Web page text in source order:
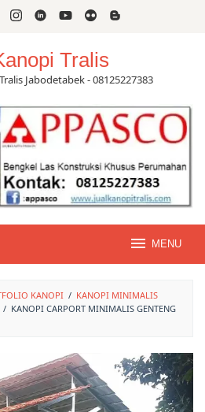
Tralis
Jabodetabek - 08125227383
MENU
KANOPI / KANOPI MINIMALIS
/ KANOPI CARPORT MINIMALIS GENTENG